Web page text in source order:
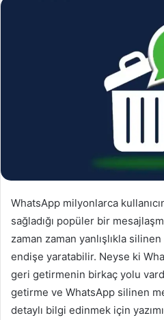
WhatsApp milyonlarca
sağladığı popüler bir
zaman zaman yanlışlıkla
endişe yaratabilir. Neyse ki
geri getirmenin birkaç yolu
getirme ve WhatsApp silinen
detaylı bilgi edinmek için